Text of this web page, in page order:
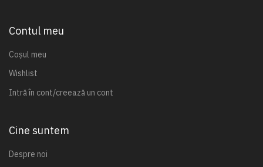
Contul meu
Coșul meu
Wishlist
Intră în cont/creează un cont
Cine suntem
Despre noi